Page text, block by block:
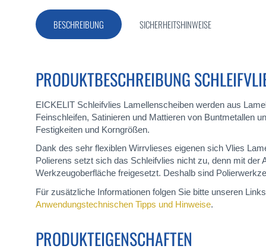
springen
BESCHREIBUNG
PRODUKTBESCHREIBUNG
EICKELIT Schleifvlies Lamellenscheiben werden aus
Feinschleifen, Satinieren und Mattieren von Buntmetallen
Festigkeiten und Korngrößen.
Dank des sehr flexiblen Wirrvlieses eigenen sich Vlies
Polierens setzt sich das Schleifvlies nicht zu, denn mit der
Werkzeugoberfläche freigesetzt. Deshalb sind
Für zusätzliche Informationen folgen Sie bitte unseren
Anwendungstechnischen Tipps und Hinweise.
PRODUKTEIGENSCHAFTEN
SICHERHEITSHINWEISE